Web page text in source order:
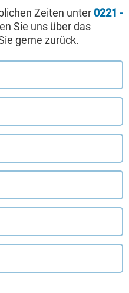
Zeiten unter 0221 -
Sie uns über das
gerne zurück.